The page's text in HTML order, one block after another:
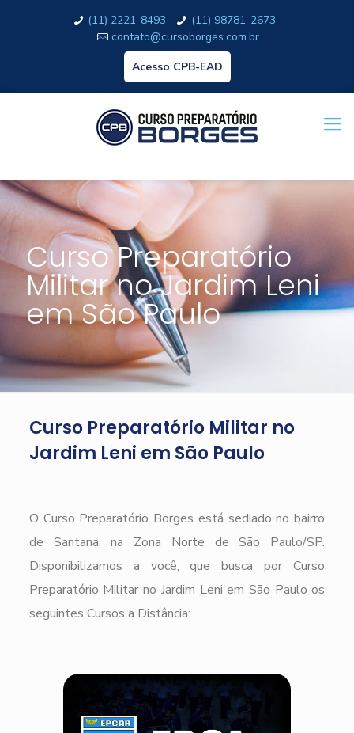
(11) 2221-8493
(11) 98781-2673
contato@cursoborges.com.br
Acesso CPB-EAD
Curso Preparatório
Militar no Jardim Leni
em São Paulo
Curso Preparatório Militar no
Jardim Leni em São Paulo
O Curso Preparatório Borges está sediado no bairro
de Santana, na Zona Norte de São Paulo/SP.
Disponibilizamos a você, que busca por Curso
Preparatório Militar no Jardim Leni em São Paulo os
seguintes Cursos a Distância: